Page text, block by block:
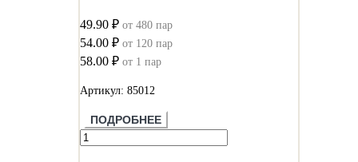
49.90 ₽ от 480 пар
54.00 ₽ от 120 пар
58.00 ₽ от 1 пар
Артикул: 85012
ПОДРОБНЕЕ